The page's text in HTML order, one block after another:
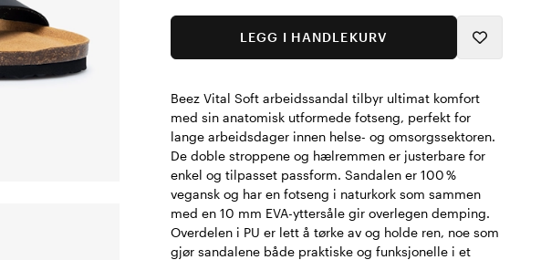
LEGG I HANDLEKURV
Beez Vital Soft arbeidssandal tilbyr ultimat komfort
med sin anatomisk utformede fotseng, perfekt for
lange arbeidsdager innen helse- og omsorgssektoren.
De doble stroppene og hælremmen er justerbare for
enkel og tilpasset passform. Sandalen er 100 %
vegansk og har en fotseng i naturkork som sammen
med en 10 mm EVA-yttersåle gir overlegen demping.
Overdelen i PU er lett å tørke av og holde ren, noe som
gjør sandalene både praktiske og funksjonelle i et